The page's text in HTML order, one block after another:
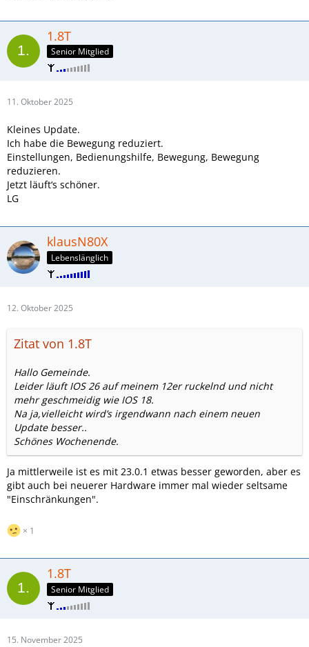
1.8T
Senior Mitglied
11. Oktober 2025
Kleines Update.
Ich habe die Bewegung reduziert.
Einstellungen, Bedienungshilfe, Bewegung, Bewegung
reduzieren.
Jetzt läuft‘s schöner.
LG
klausN80X
Lebenslänglich
12. Oktober 2025
Zitat von 1.8T
Hallo Gemeinde.
Leider läuft IOS 26 auf meinem 12er ruckelnd und nicht
mehr geschmeidig wie IOS 18.
Na ja,vielleicht wird’s irgendwann nach einem neuen
Update besser..
Schönes Wochenende.
Ja mittlerweile ist es mit 23.0.1 etwas besser geworden, aber es
gibt auch bei neuerer Hardware immer mal wieder seltsame
"Einschränkungen".
1
1.8T
Senior Mitglied
15. November 2025